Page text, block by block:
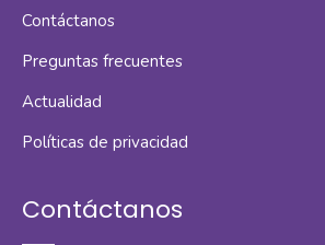
Contáctanos
Preguntas frecuentes
Actualidad
Políticas de privacidad
Contáctanos